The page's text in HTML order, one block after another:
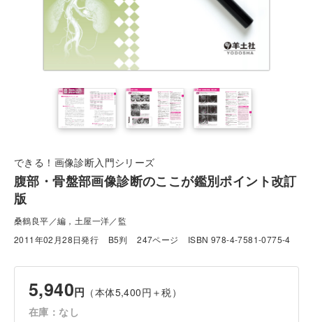
できる！画像診断入門シリーズ
腹部・骨盤部画像診断のここが鑑別ポイント改訂
版
桑鶴良平／編，土屋一洋／監
2011年02月28日発行
B5判 247ページ ISBN 978-4-7581-0775-4
5,940円 （本体5,400円＋税）
在庫：なし